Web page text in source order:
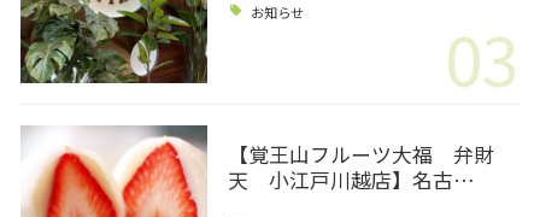
お知らせ 03
【覚王山フルーツ大福 弁財
天 小江戸川越店】名古…